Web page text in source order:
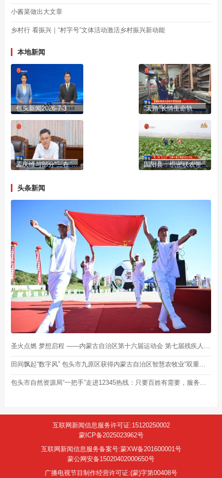
小酱菜做出大文章
乡村行 看振兴｜“村字号”文体活动激活乡村振兴新动能
本地新闻
包头新闻2026-7-3 “天路”长情生命轨
孟庆维与部分“三在”企业“一对一”见面 固阳县：织密联农带农“利益网” 铺就产业链上“共富路”
头条新闻
圣火点燃 梦想启程 ——内蒙古自治区第十六届运动会 第七届残疾人运动会暨特奥会火种采集暨火炬传递启动仪式侧记
田间飘起“数字风” 包头市九原区获得内蒙古自治区智慧农牧业“双重荣誉”
包头市自然资源局“一把手”走进12345热线：只要百姓有需要，服务永远不打烊
互联网新闻信息服务许可证:15120250002
蒙ICP备2025023962号
互联网新闻信息服务备案号:蒙XW备201600001号
蒙公网安备15020402000650号
广播电视节目制作经营许可证:(蒙)字第00408号